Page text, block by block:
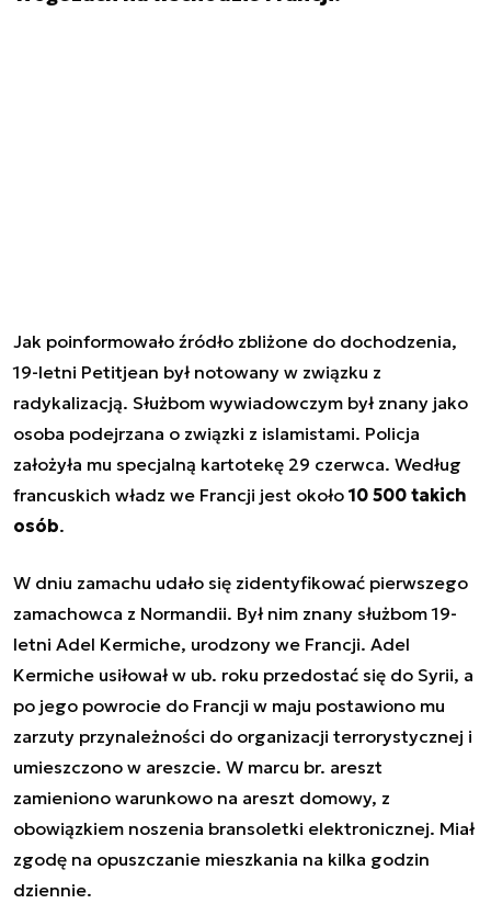
Jak poinformowało źródło zbliżone do dochodzenia,
19-letni Petitjean był notowany w związku z
radykalizacją. Służbom wywiadowczym był znany jako
osoba podejrzana o związki z islamistami. Policja
założyła mu specjalną kartotekę 29 czerwca. Według
francuskich władz we Francji jest około 10 500 takich
osób.
W dniu zamachu udało się zidentyfikować pierwszego
zamachowca z Normandii. Był nim znany służbom 19-
letni Adel Kermiche, urodzony we Francji. Adel
Kermiche usiłował w ub. roku przedostać się do Syrii, a
po jego powrocie do Francji w maju postawiono mu
zarzuty przynależności do organizacji terrorystycznej i
umieszczono w areszcie. W marcu br. areszt
zamieniono warunkowo na areszt domowy, z
obowiązkiem noszenia bransoletki elektronicznej. Miał
zgodę na opuszczanie mieszkania na kilka godzin
dziennie.